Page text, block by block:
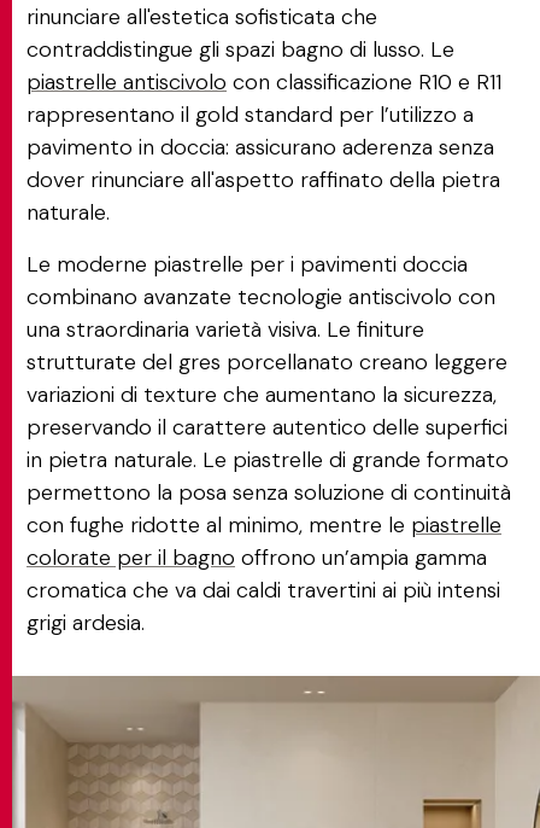
rinunciare all'estetica sofisticata che
contraddistingue gli spazi bagno di lusso. Le
piastrelle antiscivolo con classificazione R10 e R11
rappresentano il gold standard per l’utilizzo a
pavimento in doccia: assicurano aderenza senza
dover rinunciare all'aspetto raffinato della pietra
naturale.
Le moderne piastrelle per i pavimenti doccia
combinano avanzate tecnologie antiscivolo con
una straordinaria varietà visiva. Le finiture
strutturate del gres porcellanato creano leggere
variazioni di texture che aumentano la sicurezza,
preservando il carattere autentico delle superfici
in pietra naturale. Le piastrelle di grande formato
permettono la posa senza soluzione di continuità
con fughe ridotte al minimo, mentre le piastrelle
colorate per il bagno offrono un’ampia gamma
cromatica che va dai caldi travertini ai più intensi
grigi ardesia.